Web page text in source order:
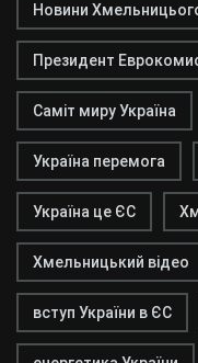
Новини
Президент
Саміт миру Україна
Україна перемога
Україна це ЄС
Хмельницький відео
вступ України в ЄС